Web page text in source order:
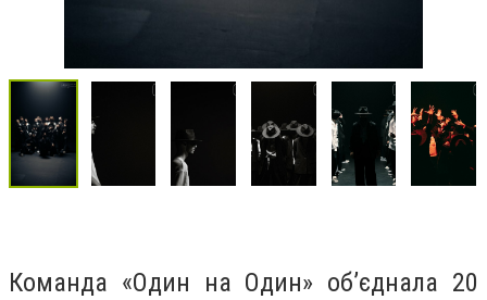
Команда «Один на Один» об’єднала 20